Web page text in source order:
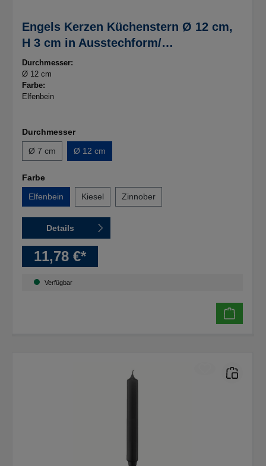
Engels Kerzen Küchenstern Ø 12 cm,
H 3 cm in Ausstechform/
Plätzchenform, 009 Elfenbein
Durchmesser:
Ø 12 cm
Farbe:
Elfenbein
Durchmesser
Ø 7 cm
Ø 12 cm
Farbe
Elfenbein
Kiesel Zinnober
Details
11,78 €*
Verfügbar